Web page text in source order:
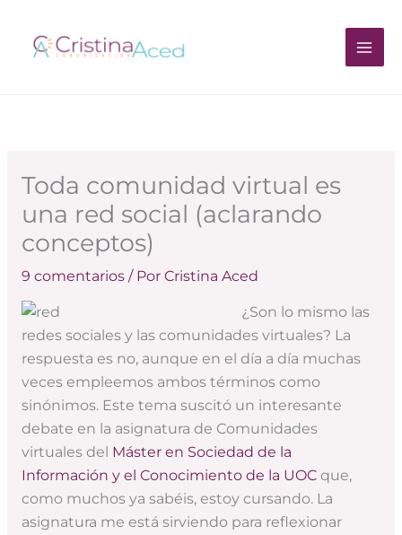
contenido
Toda comunidad virtual es
una red social (aclarando
conceptos)
9 comentarios / Por Cristina Aced
¿Son lo mismo las
redes sociales y las comunidades virtuales? La
respuesta es no, aunque en el día a día muchas
veces empleemos ambos términos como
sinónimos. Este tema suscitó un interesante
debate en la asignatura de Comunidades
virtuales del Máster en Sociedad de la
Información y el Conocimiento de la UOCque,
como muchos ya sabéis, estoy cursando. La
asignatura me está sirviendo para reflexionar